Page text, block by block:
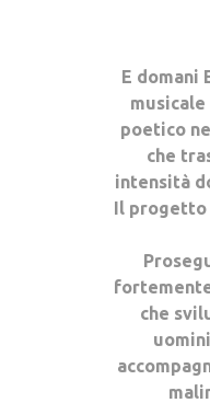
E domani
poetico
che
intensità
Il progetto
che